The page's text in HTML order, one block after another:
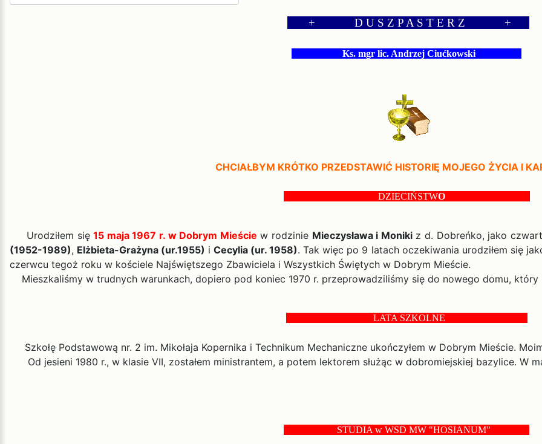
+ D U S Z P A S T E R Z +
Ks. mgr lic. Andrzej Ciućkowski
CHCIAŁBYM KRÓTKO PRZEDSTAWIĆ HISTORIĘ MOJEGO ŻYCIA I
DZIECIŃSTWO
Urodziłem się15 maja 1967 r. w Dobrym Mieście w rodzinie Mieczysława i Monikiz d. Dobreńko, jako
(1952-1989), Elżbieta-Grażyna (ur.1955) iCecylia (ur. 1958). Tak więc po 9 latach oczekiwania urodziłem się
czerwcu tegoż roku w kościele Najświętszego Zbawiciela i Wszystkich Świętych w Dobrym Mieście.
Mieszkaliśmy w trudnych warunkach, dopiero pod koniec 1970 r. przeprowadziliśmy się do nowego domu, który
LATA SZKOLNE
Szkołę Podstawową nr. 2 im. Mikołaja Kopernika i Technikum Mechaniczne ukończyłem w Dobrym Mieście.
Od jesieni 1980 r., w klasie VII, zostałem ministrantem, a potem lektorem służąc w dobromiejskiej bazylice. W
STUDIA w WSD MW "HOSIANUM"